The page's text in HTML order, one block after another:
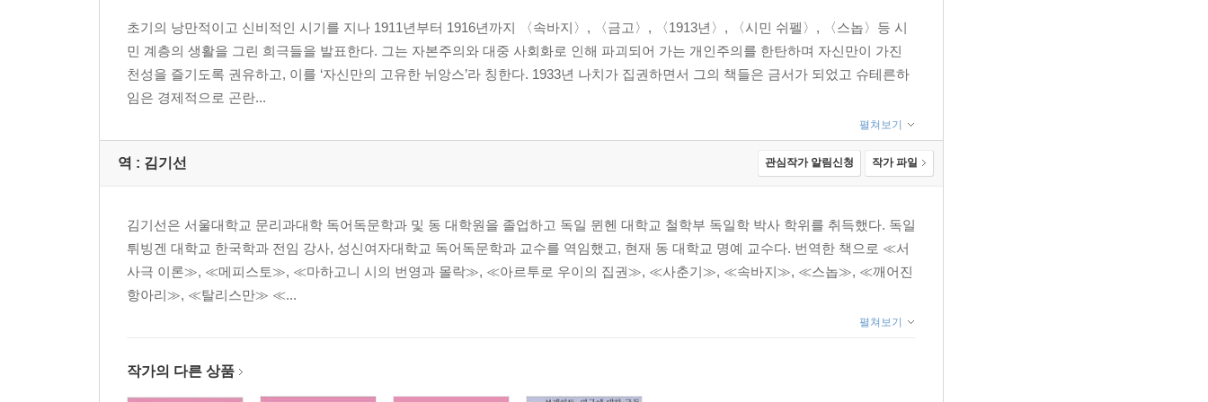
초기의 낭만적이고 신비적인 시기를 지나 1911년부터 1916년까지 〈속바지〉, 〈금고〉, 〈1913년〉, 〈시민 쉬펠〉, 〈스놉〉등 시
민 계층의 생활을 그린 희극들을 발표한다. 그는 자본주의와 대중 사회화로 인해 파괴되어 가는 개인주의를 한탄하며 자신만이 가진
천성을 즐기도록 권유하고, 이를 ‘자신만의 고유한 뉘앙스’라 칭한다. 1933년 나치가 집권하면서 그의 책들은 금서가 되었고 슈테른하
임은 경제적으로 곤란...
펼쳐보기
역 : 김기선 관심작가 알림신청 작가 파일
김기선은 서울대학교 문리과대학 독어독문학과 및 동 대학원을 졸업하고 독일 뮌헨 대학교 철학부 독일학 박사 학위를 취득했다. 독일
튀빙겐 대학교 한국학과 전임 강사, 성신여자대학교 독어독문학과 교수를 역임했고, 현재 동 대학교 명예 교수다. 번역한 책으로 ≪서
사극 이론≫, ≪메피스토≫, ≪마하고니 시의 번영과 몰락≫, ≪아르투로 우이의 집권≫, ≪사춘기≫, ≪속바지≫, ≪스놉≫, ≪깨어진
항아리≫, ≪탈리스만≫ ≪...
펼쳐보기
작가의 다른 상품